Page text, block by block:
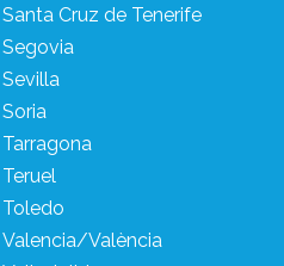
Santa Cruz de Tenerife
Segovia
Sevilla
Soria
Tarragona
Teruel
Toledo
Valencia/València